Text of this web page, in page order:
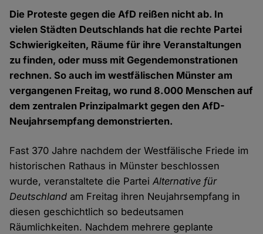
Die Proteste gegen die AfD reißen nicht ab. In
vielen Städten Deutschlands hat die rechte Partei
Schwierigkeiten, Räume für ihre Veranstaltungen
zu finden, oder muss mit Gegendemonstrationen
rechnen. So auch im westfälischen Münster am
vergangenen Freitag, wo rund 8.000 Menschen auf
dem zentralen Prinzipalmarkt gegen den AfD-
Neujahrsempfang demonstrierten.
Fast 370 Jahre nachdem der Westfälische Friede im
historischen Rathaus in Münster beschlossen
wurde, veranstaltete die ParteiAlternative für
Deutschland am Freitag ihren Neujahrsempfang in
diesen geschichtlich so bedeutsamen
Räumlichkeiten. Nachdem mehrere geplante